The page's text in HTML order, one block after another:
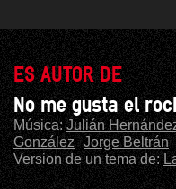
ES AUTOR DE
No me gusta el
Música:Julián
González Jorge Beltrán
Version de un tema de: